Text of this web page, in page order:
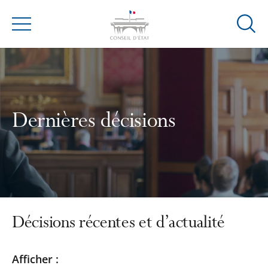
Menu
Ouvrir
Dernières décisions
Décisions récentes et d’actualité
Passer
Passer
Afficher :